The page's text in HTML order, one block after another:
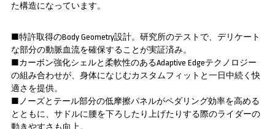
た構造になっています。
■特許取得のBody Geometry設計。研究所のテストで、デリケート
な部分の動脈血流を確保することが実証済み。
■カーボン強化シェルと柔軟性のあるAdaptive Edgeテクノロジー
の組み合わせが、身体になじむカスタムフィットと一日中続く快
適さを提供。
■ノーズとテール部分の低摩擦パネルがペダリング効率を高める
とともに、サドルに腰を下ろしたり上げたりする際のライダーの
動きやすさも向上。